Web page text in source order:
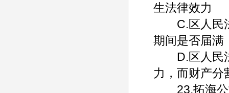
生法律效力
C.区人民法
期间是否届满
D.区人民法
力，而财产分
23.拓海公